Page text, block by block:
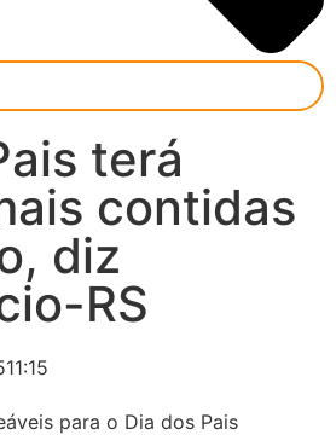
terá
contidas
diz
RS
11:15
para o Dia dos Pais